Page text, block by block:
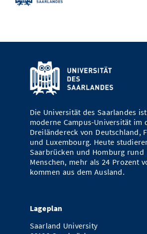
Die Universität des Saarlandes
moderne Campus-Universität im
Dreiländereck von Deutschland,
und Luxembourg. Heute
Saarbrücken und Homburg rund
Menschen, mehr als 24 Prozent
kommen aus dem Ausland.
Lageplan
Saarland University